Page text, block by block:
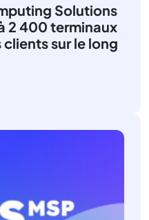
Solutions
2 400 terminaux
sur le long